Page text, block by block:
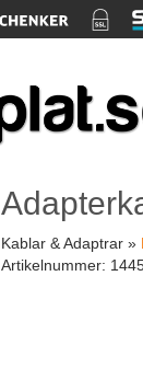
Kablar & Adaptrar »
Artikelnummer: